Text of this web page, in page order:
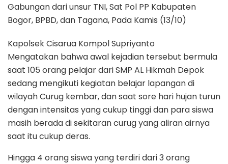
Gabungan dari unsur TNI, Sat Pol PP Kabupaten
Bogor, BPBD, dan Tagana, Pada Kamis (13/10)
Kapolsek Cisarua Kompol Supriyanto
Mengatakan bahwa awal kejadian tersebut bermula
saat 105 orang pelajar dari SMP AL Hikmah Depok
sedang mengikuti kegiatan belajar lapangan di
wilayah Curug kembar, dan saat sore hari hujan turun
dengan intensitas yang cukup tinggi dan para siswa
masih berada di sekitaran curug yang aliran airnya
saat itu cukup deras.
Hingga 4 orang siswa yang terdiri dari 3 orang